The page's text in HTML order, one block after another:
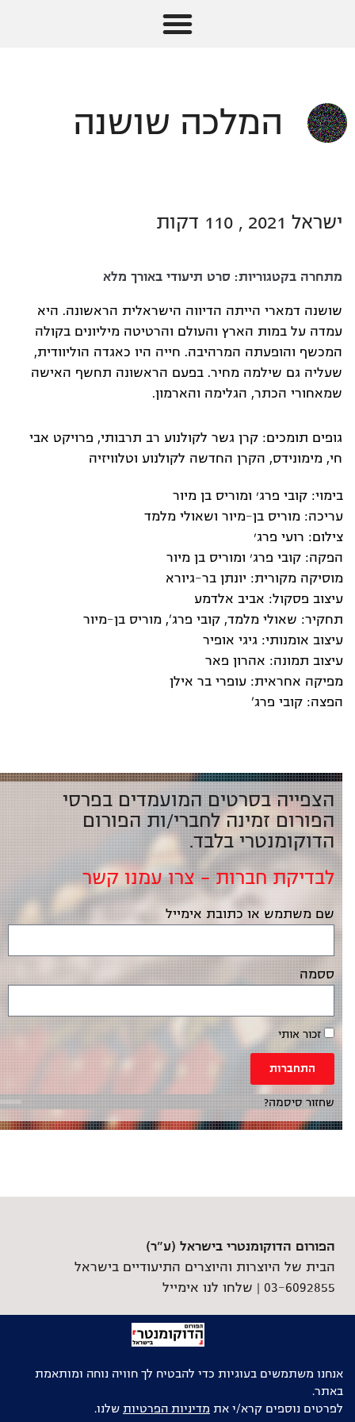
המלכה שושנה
ישראל 2021 , 110 דקות
מתחרה בקטגוריות: סרט תיעודי באורך מלא
שושנה דמארי הייתה הדיווה הישראלית הראשונה. היא
עמדה על במות הארץ והעולם והרטיטה מיליונים בקולה
המכשף והופעתה המרהיבה. חייה היו כאגדה הוליוודית,
שעליה גם שילמה מחיר. בפעם הראשונה תחשף האישה
שמאחורי הכתר, הגלימה והארמון.
גופים תומכים: קרן גשר לקולנוע רב תרבותי, פרויקט אבי
חי, מימונידס, הקרן החדשה לקולנוע וטלוויזיה
בימוי: קובי פרג׳ ומוריס בן מיור
עריכה: מוריס בן-מיור ושאולי מלמד
צילום: רועי פרג׳
הפקה: קובי פרג׳ ומוריס בן מיור
מוסיקה מקורית: יונתן בר-גיורא
עיצוב פסקול: אביב אלדמע
תחקיר: שאולי מלמד, קובי פרג', מוריס בן-מיור
עיצוב אומנותי: גיגי אופיר
עיצוב תמונה: אהרון פאר
מפיקה אחראית: עופרי בר אילן
הפצה: קובי פרג'
הצפייה בסרטים המועמדים בפרסי
הפורום זמינה לחברי/ות הפורום
הדוקומנטרי בלבד.
לבדיקת חברות – צרו עמנו קשר
שם משתמש או כתובת אימייל
ססמה
זכור אותי
התחברות
שחזור סיסמה?
הפורום הדוקומנטרי בישראל (ע"ר)
הבית של היוצרות והיוצרים התיעודיים בישראל
03-6092855 |
שלחו לנו אימייל